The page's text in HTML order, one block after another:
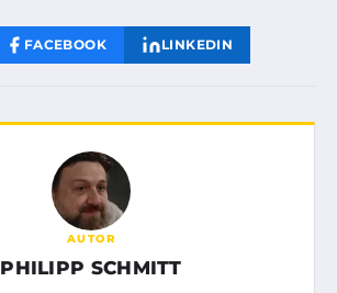
FACEBOOK LINKEDIN
AUTOR
PHILIPP SCHMITT